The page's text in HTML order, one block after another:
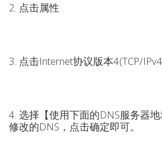
2. 点击属性
3. 点击Internet协议版本4(TCP/
4. 选择【使用下面的DNS服务器
修改的DNS，点击确定即可。